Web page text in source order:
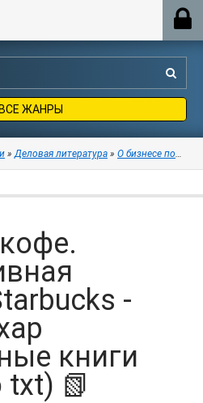
ВСЕ ЖАНРЫ
»Деловая литература » О бизнесе
-
книги
txt) 📗